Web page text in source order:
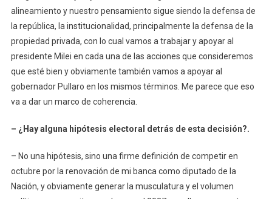
alineamiento y nuestro pensamiento sigue siendo la defensa de
la república, la institucionalidad, principalmente la defensa de la
propiedad privada, con lo cual vamos a trabajar y apoyar al
presidente Milei en cada una de las acciones que consideremos
que esté bien y obviamente también vamos a apoyar al
gobernador Pullaro en los mismos términos. Me parece que eso
va a dar un marco de coherencia.
– ¿Hay alguna hipótesis electoral detrás de esta decisión?.
– No una hipótesis, sino una firme definición de competir en
octubre por la renovación de mi banca como diputado de la
Nación, y obviamente generar la musculatura y el volumen